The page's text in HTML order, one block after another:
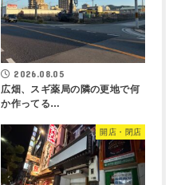
2026.08.05
広畑、スギ薬局の隣の更地で何
か作ってる…
開店・閉店